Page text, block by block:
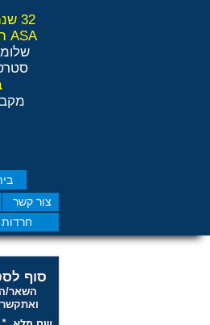
סוף
השאר/
צור קשר
חרדות
32 שנה A.S.A מהמובילים בהישגים בישראל ובאירופה
ASA הוכרה בלשכה למקצועות בריאות משלימים RCP